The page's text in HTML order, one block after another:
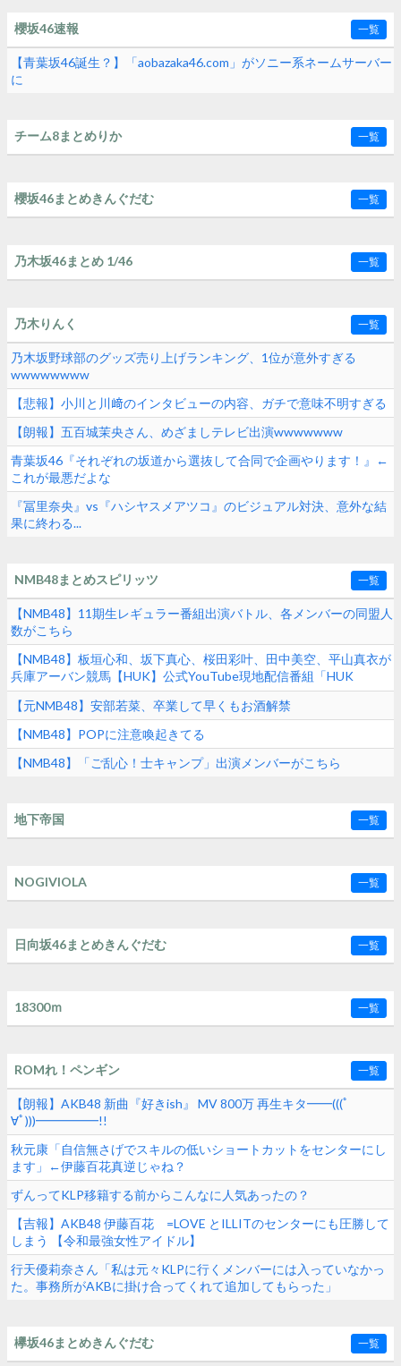
櫻坂46速報 一覧
【青葉坂46誕生？】「aobazaka46.com」がソニー系ネームサーバー
に
チーム8まとめりか 一覧
櫻坂46まとめきんぐだむ 一覧
乃木坂46まとめ 1/46 一覧
乃木りんく 一覧
乃木坂野球部のグッズ売り上げランキング、1位が意外すぎる
wwwwwwww
【悲報】小川と川﨑のインタビューの内容、ガチで意味不明すぎる
【朗報】五百城茉央さん、めざましテレビ出演wwwwwww
青葉坂46『それぞれの坂道から選抜して合同で企画やります！』←
これが最悪だよな
『冨里奈央』vs『ハシヤスメアツコ』のビジュアル対決、意外な結
果に終わる...
NMB48まとめスピリッツ 一覧
【NMB48】11期生レギュラー番組出演バトル、各メンバーの同盟人
数がこちら
【NMB48】板垣心和、坂下真心、桜田彩叶、田中美空、平山真衣が
兵庫アーバン競馬【HUK】公式YouTube現地配信番組「HUK
Campus Live」に出演
【元NMB48】安部若菜、卒業して早くもお酒解禁
【NMB48】POPに注意喚起きてる
【NMB48】「ご乱心！士キャンプ」出演メンバーがこちら
地下帝国 一覧
NOGIVIOLA 一覧
日向坂46まとめきんぐだむ 一覧
18300ｍ 一覧
ROMれ！ペンギン 一覧
【朗報】AKB48 新曲『好きish』 MV 800万 再生キタ━━(((ﾟ
∀ﾟ)))━━━━━!!
秋元康「自信無さげでスキルの低いショートカットをセンターにし
ます」←伊藤百花真逆じゃね？
ずんってKLP移籍する前からこんなに人気あったの？
【吉報】AKB48 伊藤百花 =LOVE とILLITのセンターにも圧勝して
しまう 【令和最強女性アイドル】
行天優莉奈さん「私は元々KLPに行くメンバーには入っていなかっ
た。事務所がAKBに掛け合ってくれて追加してもらった」
欅坂46まとめきんぐだむ 一覧